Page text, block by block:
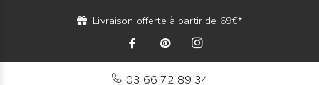
Livraison offerte à partir de 69€*
03 66 72 89 34